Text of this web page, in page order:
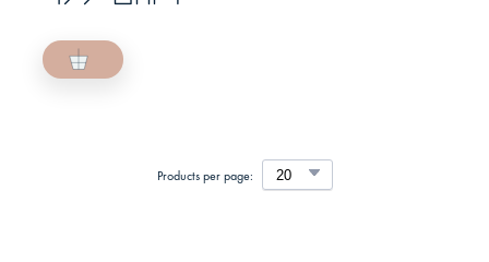
Products per page: